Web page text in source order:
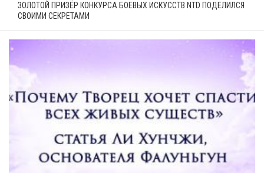
ЗОЛОТОЙ ПРИЗЁР КОНКУРСА БОЕВЫХ ИСКУССТВ NTD ПОДЕЛИЛСЯ
СВОИМИ СЕКРЕТАМИ